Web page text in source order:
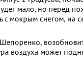
мало, но перед
мокрым снегом, на
воздуха может